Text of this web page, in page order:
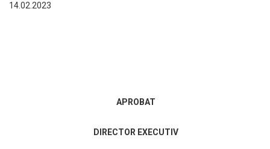
14.02.2023
APROBAT
DIRECTOR EXECUTIV